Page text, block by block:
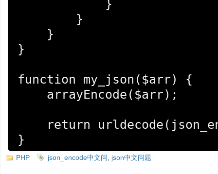
}
function my_json($arr) {
}
PHP json_encode中文问 json中文问题